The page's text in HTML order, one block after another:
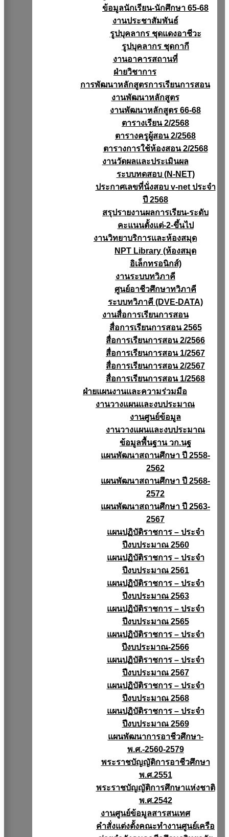
ข้อมูลนักเรียน-นักศึกษา 65-68
งานประชาสัมพันธ์
รูปบุคลากร ชุดแดงอาชีวะ
รูปบุคลากร ชุดกากี
งานอาคารสถานที่
ฝ่ายวิชาการ
การพัฒนาหลักสูตรการเรียนการสอน
งานพัฒนาหลักสูตร
งานพัฒนาหลักสูตร 66-68
ตารางเรียน 2/2568
ตารางครูผู้สอน 2/2568
ตารางการใช้ห้องสอน 2/2568
งานวัดผลเเละประเมินผล
ระบบทดสอบ (N-NET)
ประกาศเลขที่นั่งสอบ v-net ประจำ
ปี 2568
สรุปรายงานผลการเรียน-ระดับ
คะแนนตั้งแต่-2-ขึ้นไป
งานวิทยาบริการเเละห้องสมุด
NPT Library (ห้องสมุด
อิเล็กทรอนิกส์)
งานระบบทวิภาคี
ศูนย์อาชีวศึกษาทวิภาคี
ระบบทวิภาคี (DVE-DATA)
งานสื่อการเรียนการสอน
สื่อการเรียนการสอน 2565
สื่อการเรียนการสอน 2/2566
สื่อการเรียนการสอน 1/2567
สื่อการเรียนการสอน 2/2567
สื่อการเรียนการสอน 1/2568
ฝ่ายแผนงานเเละความร่วมมือ
งานวางแผนเเละงบประมาณ
งานศูนย์ข้อมูล
งานวางแผนและงบประมาณ
ข้อมูลพื้นฐาน วก.นฐ
แผนพัฒนาสถานศึกษา ปี 2558-
2562
แผนพัฒนาสถานศึกษา ปี 2568-
2572
แผนพัฒนาสถานศึกษา ปี 2563-
2567
แผนปฏิบัติราชการ – ประจำ
ปีงบประมาณ 2560
แผนปฏิบัติราชการ – ประจำ
ปีงบประมาณ 2561
แผนปฏิบัติราชการ – ประจำ
ปีงบประมาณ 2563
แผนปฏิบัติราชการ – ประจำ
ปีงบประมาณ 2565
แผนปฏิบัติราชการ – ประจำ
ปีงบประมาณ-2566
แผนปฏิบัติราชการ – ประจำ
ปีงบประมาณ 2567
แผนปฏิบัติราชการ – ประจำ
ปีงบประมาณ 2568
แผนปฏิบัติราชการ – ประจำ
ปีงบประมาณ 2569
แผนพัฒนาการอาชีวศึกษา-
พ.ศ.-2560-2579
พระราชบัญญัติการอาชีวศึกษา
พ.ศ.2551
พระราชบัญญัติการศึกษาแห่งชาติ
พ.ศ.2542
งานศูนย์ข้อมูลสารสนเทศ
คำสั่งแต่งตั้งคณะทำงานศูนย์เครือ